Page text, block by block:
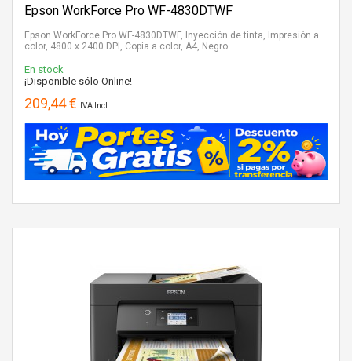
Epson WorkForce Pro WF-4830DTWF
Epson WorkForce Pro WF-4830DTWF, Inyección de tinta, Impresión a
color, 4800 x 2400 DPI, Copia a color, A4, Negro
En stock
¡Disponible sólo Online!
209,44 € IVA Incl.